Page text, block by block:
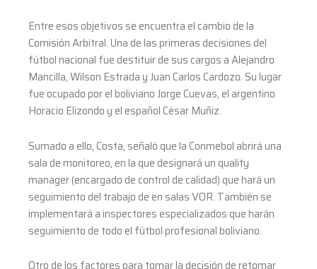
Entre esos objetivos se encuentra el cambio de la
Comisión Arbitral. Una de las primeras decisiones del
fútbol nacional fue destituir de sus cargos a Alejandro
Mancilla, Wilson Estrada y Juan Carlos Cardozo. Su lugar
fue ocupado por el boliviano Jorge Cuevas, el argentino
Horacio Elizondo y el español César Muñiz.
Sumado a ello, Costa, señaló que la Conmebol abrirá una
sala de monitoreo, en la que designará un quality
manager (encargado de control de calidad) que hará un
seguimiento del trabajo de en salas VOR. También se
implementará a inspectores especializados que harán
seguimiento de todo el fútbol profesional boliviano.
Otro de los factores para tomar la decisión de retomar